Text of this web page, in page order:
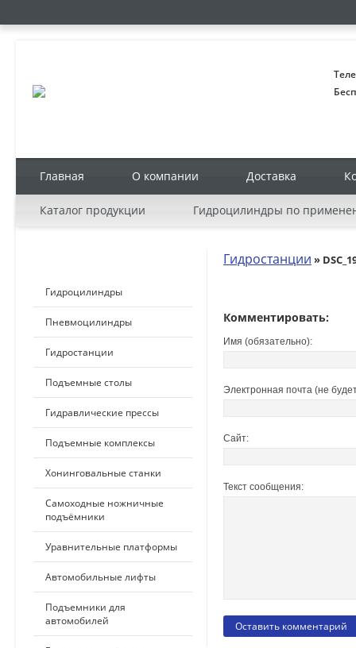
Главная О компании Доставка
Каталог продукции Гидроцилиндры по
Гидростанции »
Комментировать:
Имя (обязательно):
Электронная почта (не
Сайт:
Текст сообщения:
Гидроцилиндры
Пневмоцилиндры
Гидростанции
Подъемные столы
Гидравлические прессы
Подъемные комплексы
Хонинговальные станки
Самоходные ножничные
подъёмники
Уравнительные платформы
Автомобильные лифты
Подъемники для
автомобилей